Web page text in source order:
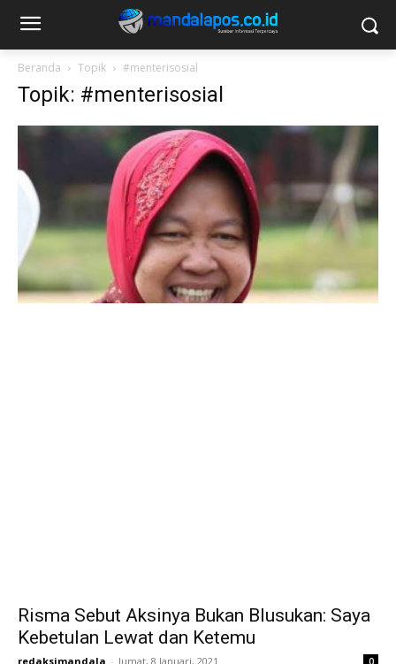
Beranda Topik #menterisosial
Topik: #menterisosial
Risma Sebut Aksinya Bukan Blusukan: Saya
Kebetulan Lewat dan Ketemu
redaksimandala - Jumat, 8 Januari, 2021